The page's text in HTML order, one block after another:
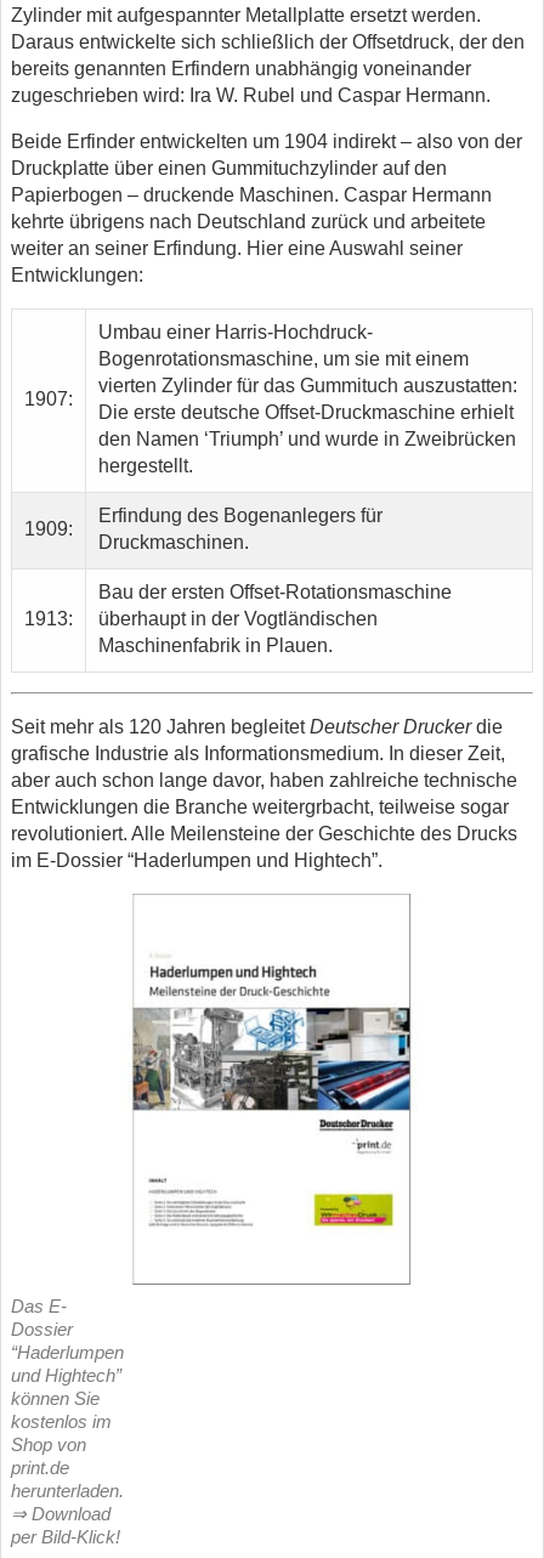
Zylinder mit aufgespannter Metallplatte ersetzt werden.
Daraus entwickelte sich schließlich der Offsetdruck, der den
bereits genannten Erfindern unabhängig voneinander
zugeschrieben wird: Ira W. Rubel und Caspar Hermann.
Beide Erfinder entwickelten um 1904 indirekt – also von der
Druckplatte über einen Gummituchzylinder auf den
Papierbogen – druckende Maschinen. Caspar Hermann
kehrte übrigens nach Deutschland zurück und arbeitete
weiter an seiner Erfindung. Hier eine Auswahl seiner
Entwicklungen:
1907:
Umbau einer Harris-Hochdruck-
Bogenrotationsmaschine, um sie mit einem
vierten Zylinder für das Gummituch auszustatten:
Die erste deutsche Offset-Druckmaschine erhielt
den Namen ‘Triumph’ und wurde in Zweibrücken
hergestellt.
1909:
Erfindung des Bogenanlegers für
Druckmaschinen.
1913:
Bau der ersten Offset-Rotationsmaschine
überhaupt in der Vogtländischen
Maschinenfabrik in Plauen.
Seit mehr als 120 Jahren begleitetDeutscher Druckerdie
grafische Industrie als Informationsmedium. In dieser Zeit,
aber auch schon lange davor, haben zahlreiche technische
Entwicklungen die Branche weitergrbacht, teilweise sogar
revolutioniert. Alle Meilensteine der Geschichte des Drucks
im E-Dossier “Haderlumpen und Hightech”.
Das E-
Dossier
“Haderlumpen
und Hightech”
können Sie
kostenlos im
Shop von
print.de
herunterladen.
⇒ Download
per Bild-Klick!